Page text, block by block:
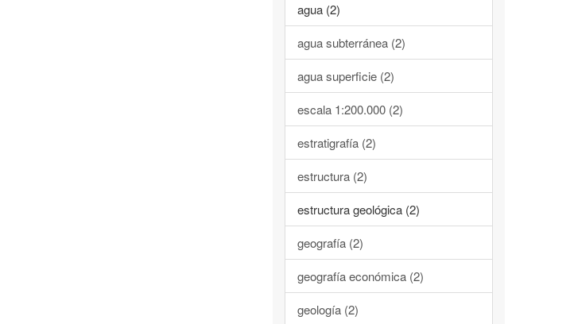
agua (2)
agua subterránea (2)
agua superficie (2)
escala 1:200.000 (2)
estratigrafía (2)
estructura (2)
estructura geológica (2)
geografía (2)
geografía económica (2)
geología (2)